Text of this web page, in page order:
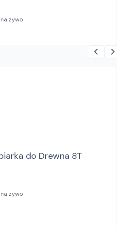
żywo
Łupiarka do Drewna 8T
żywo